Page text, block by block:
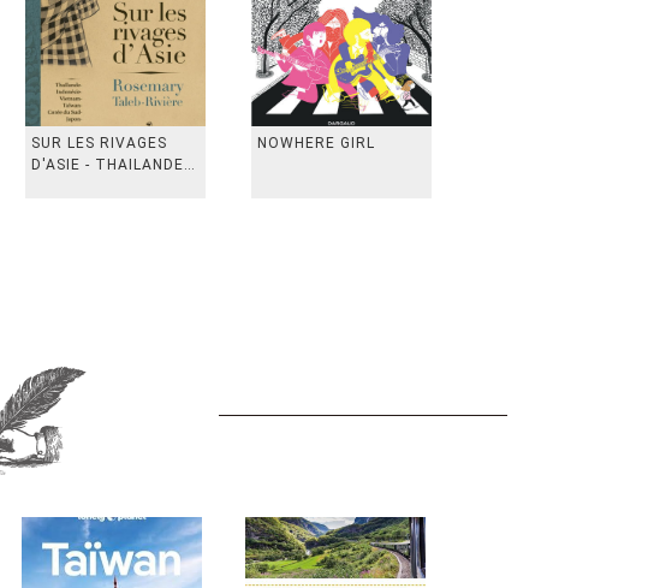
SUR LES RIVAGES
D'ASIE - THAILANDE,
NOWHERE GIRL